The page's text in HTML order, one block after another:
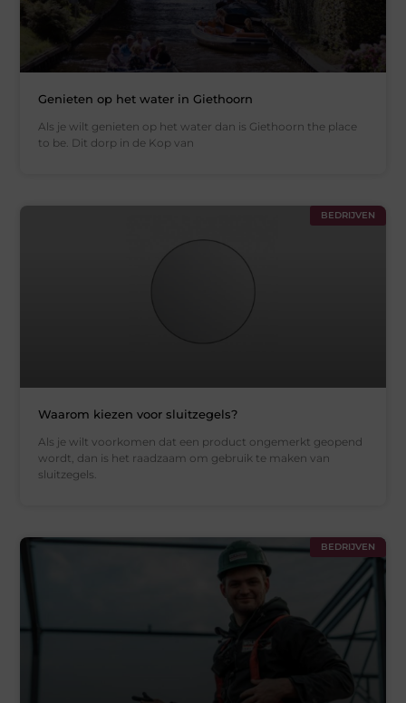
Genieten op het water in Giethoorn
Als je wilt genieten op het water dan is Giethoorn the place
to be. Dit dorp in de Kop van
BEDRIJVEN
Waarom kiezen voor sluitzegels?
Als je wilt voorkomen dat een product ongemerkt geopend
wordt, dan is het raadzaam om gebruik te maken van
sluitzegels.
BEDRIJVEN